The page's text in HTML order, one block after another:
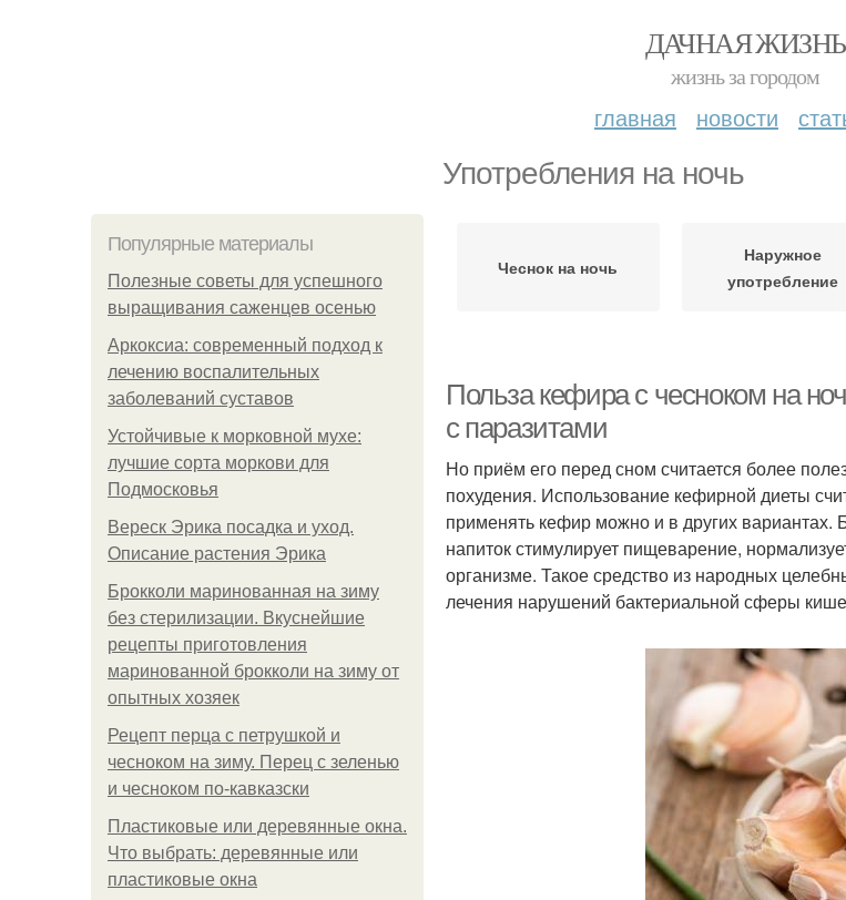
ДАЧНАЯ ЖИЗНЬ
жизнь за городом
главная новости
Употребления на ночь
Популярные материалы
Полезные советы для успешного
выращивания саженцев осенью
Аркоксиа: современный подход к
лечению воспалительных
заболеваний суставов
Устойчивые к морковной мухе:
лучшие сорта моркови для
Подмосковья
Вереск Эрика посадка и уход.
Описание растения Эрика
Брокколи маринованная на зиму
без стерилизации. Вкуснейшие
рецепты приготовления
маринованной брокколи на зиму от
опытных хозяек
Рецепт перца с петрушкой и
чесноком на зиму. Перец с зеленью
и чесноком по-кавказски
Пластиковые или деревянные окна.
Что выбрать: деревянные или
пластиковые окна
Чеснок на ночь
Наружное
употребление
Польза кефира с чесноком на
с паразитами
Но приём его перед сном считается более
похудения. Использование кефирной диеты
применять кефир можно и в других
напиток стимулирует пищеварение,
организме. Такое средство из народных
лечения нарушений бактериальной сферы